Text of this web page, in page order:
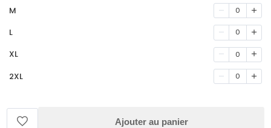
M 0
L 0
XL 0
2XL 0
Ajouter au panier